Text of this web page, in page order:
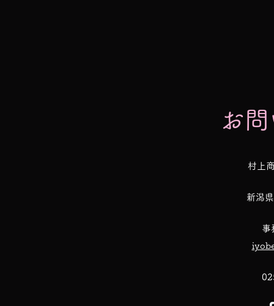
お
村上
新潟
事